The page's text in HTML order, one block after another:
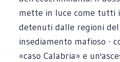
mette in luce come tutti
detenuti dalle regioni
insediamento mafioso -
«caso Calabria» e